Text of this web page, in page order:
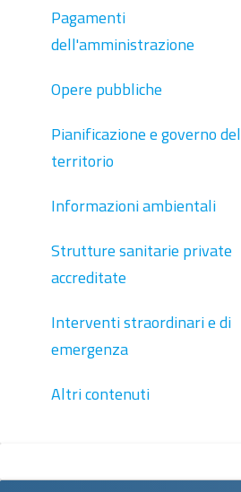
Pagamenti
dell'amministrazione
Opere pubbliche
Pianificazione e governo del
territorio
Informazioni ambientali
Strutture sanitarie private
accreditate
Interventi straordinari e di
emergenza
Altri contenuti